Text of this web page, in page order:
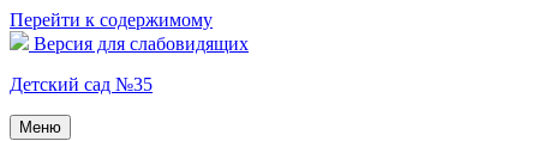
Перейти к содержимому
Версия для слабовидящих
Детский сад №35
Меню